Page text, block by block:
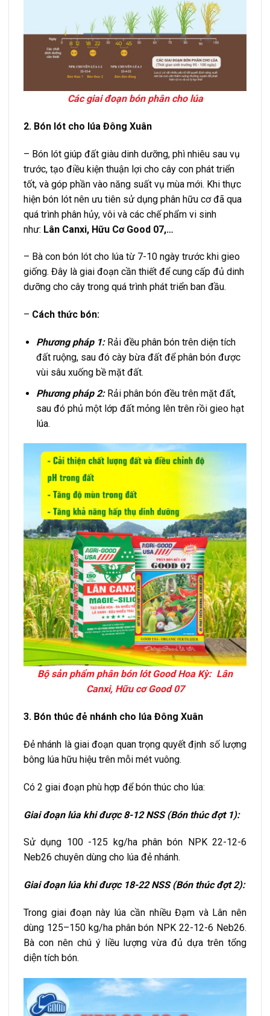
Các giai đoạn bón phân cho lúa
2. Bón lót cho lúa Đông Xuân
– Bón lót giúp đất giàu dinh dưỡng, phì nhiêu sau vụ
trước, tạo điều kiện thuận lợi cho cây con phát triển
tốt, và góp phần vào năng suất vụ mùa mới. Khi thực
hiện bón lót nên ưu tiên sử dụng phân hữu cơ đã qua
quá trình phân hủy, vôi và các chế phẩm vi sinh
như: Lân Canxi, Hữu Cơ Good 07,…
– Bà con bón lót cho lúa từ 7-10 ngày trước khi gieo
giống. Đây là giai đoạn cần thiết để cung cấp đủ dinh
dưỡng cho cây trong quá trình phát triển ban đầu.
– Cách thức bón:
Phương pháp 1:Rải đều phân bón trên diện tích
đất ruộng, sau đó cày bừa đất để phân bón được
vùi sâu xuống bề mặt đất.
Phương pháp 2:Rải phân bón đều trên mặt đất,
sau đó phủ một lớp đất mỏng lên trên rồi gieo hạt
lúa.
Bộ sản phẩm phân bón lót Good Hoa Kỳ: Lân
Canxi, Hữu cơ Good 07
3. Bón thúc đẻ nhánh cho lúa Đông Xuân
Đẻ nhánh là giai đoạn quan trọng quyết định số lượng
bông lúa hữu hiệu trên mỗi mét vuông.
Có 2 giai đoạn phù hợp để bón thúc cho lúa:
Giai đoạn lúa khi được 8-12 NSS (Bón thúc đợt 1):
Sử dụng 100 -125 kg/ha phân bón NPK 22-12-6
Neb26 chuyên dùng cho lúa đẻ nhánh.
Giai đoạn lúa khi được 18-22 NSS (Bón thúc đợt 2):
Trong giai đoạn này lúa cần nhiều Đạm và Lân nên
dùng 125–150 kg/ha phân bón NPK 22-12-6 Neb26.
Bà con nên chú ý liều lượng vừa đủ dựa trên tổng
diện tích bón.